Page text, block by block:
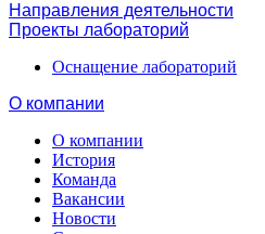
Направления деятельности
Проекты лабораторий
Оснащение лабораторий
О компании
О компании
История
Команда
Вакансии
Новости